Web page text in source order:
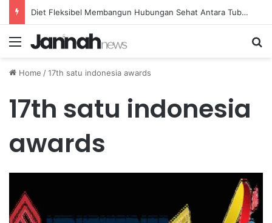
Diet Fleksibel Membangun Hubungan Sehat Antara Tubuh dan Makanan Sehari-hari
Menu
Home /17th satu indonesia awards
17th satu indonesia
awards